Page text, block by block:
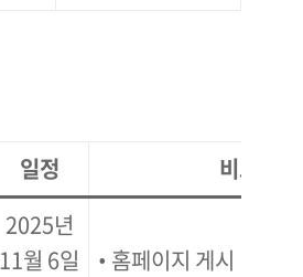
일정 비고
2025년
11월 6일
• 홈페이지 게시